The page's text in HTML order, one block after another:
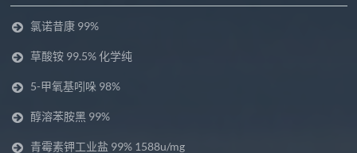
氯诺昔康 99%
草酸铵 99.5% 化学纯
5-甲氧基吲哚 98%
醇溶苯胺黑 99%
青霉素钾工业盐 99% 1588u/mg